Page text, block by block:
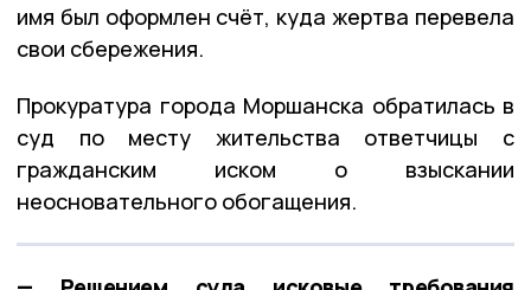
имя был оформлен счёт, куда жертва перевела
свои сбережения.
Прокуратура города Моршанска обратилась в
суд по месту жительства ответчицы с
гражданским иском о взыскании
неосновательного обогащения.